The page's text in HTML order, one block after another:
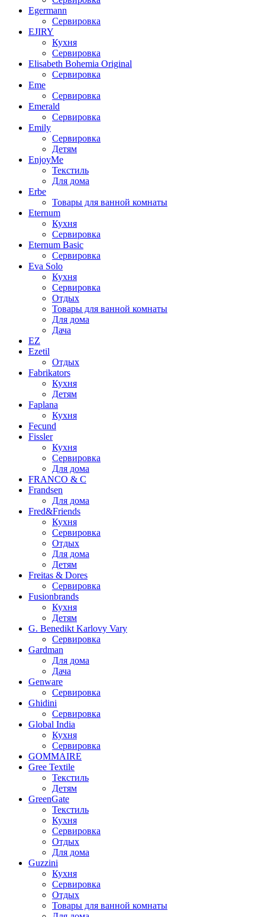
Egermann
Сервировка
EJIRY
Кухня
Сервировка
Elisabeth Bohemia Original
Сервировка
Eme
Сервировка
Emerald
Сервировка
Emily
Сервировка
Детям
EnjoyMe
Текстиль
Для дома
Erbe
Товары для ванной комнаты
Eternum
Кухня
Сервировка
Eternum Basic
Сервировка
Eva Solo
Кухня
Сервировка
Отдых
Товары для ванной комнаты
Для дома
Дача
EZ
Ezetil
Отдых
Fabrikators
Кухня
Детям
Faplana
Кухня
Fecund
Fissler
Кухня
Сервировка
Для дома
FRANCO & C
Frandsen
Для дома
Fred&Friends
Кухня
Сервировка
Отдых
Для дома
Детям
Freitas & Dores
Сервировка
Fusionbrands
Кухня
Детям
G. Benedikt Karlovy Vary
Сервировка
Gardman
Для дома
Дача
Genware
Сервировка
Ghidini
Сервировка
Global India
Кухня
Сервировка
GOMMAIRE
Gree Textile
Текстиль
Детям
GreenGate
Текстиль
Кухня
Сервировка
Отдых
Для дома
Guzzini
Кухня
Сервировка
Отдых
Товары для ванной комнаты